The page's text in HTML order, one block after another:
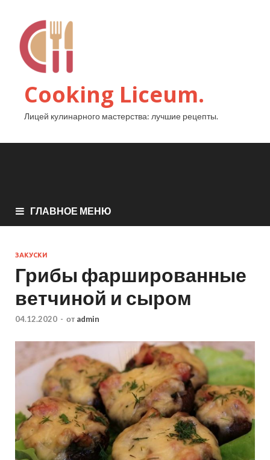
Cooking Liceum.
Лицей кулинарного мастерства: лучшие рецепты.
ГЛАВНОЕ МЕНЮ
ЗАКУСКИ
Грибы фаршированные
ветчиной и сыром
04.12.2020 - от admin